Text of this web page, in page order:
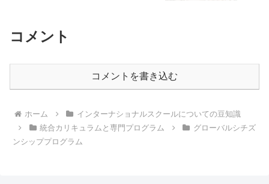
コメント
コメントを書き込む
ホーム
インターナショナルスクールについての豆知識
統合カリキュラムと専門プログラム
グローバルシチズ
ンシッププログラム